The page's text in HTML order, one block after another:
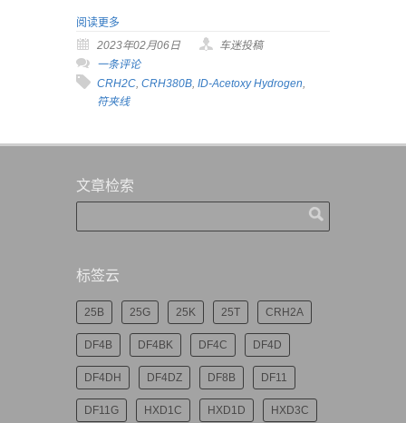
阅读更多
2023年02月06日
车迷投稿
一条评论
CRH2C CRH380B ID-Acetoxy Hydrogen
符夹线
文章检索
标签云
25B 25G 25K 25T CRH2A
DF4B DF4BK DF4C DF4D
DF4DH DF4DZ DF8B DF11
DF11G HXD1C HXD1D HXD3C